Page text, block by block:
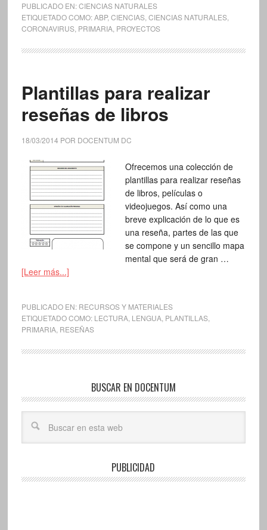
PUBLICADO EN:CIENCIAS NATURALES
ETIQUETADO COMO:ABP, CIENCIAS, CIENCIAS NATURALES,
CORONAVIRUS, PRIMARIA, PROYECTOS
Plantillas para realizar
reseñas de libros
18/03/2014 POR DOCENTUM DC
Ofrecemos una colección de
plantillas para realizar reseñas
de libros, películas o
videojuegos. Así como una
breve explicación de lo que es
una reseña, partes de las que
se compone y un sencillo mapa
mental que será de gran …
[Leer más...]
PUBLICADO EN: RECURSOS Y MATERIALES
ETIQUETADO COMO: LECTURA, LENGUA, PLANTILLAS,
PRIMARIA, RESEÑAS
BUSCAR EN DOCENTUM
PUBLICIDAD